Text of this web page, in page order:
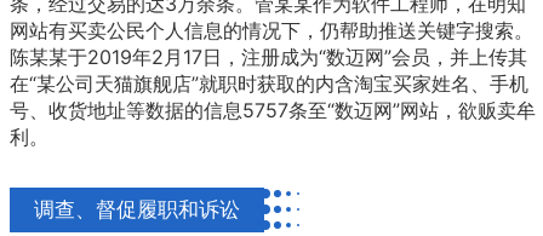
网站有买卖公民个人信息的情况下，仍帮助推送关键字搜索。
陈某某于2019年2月17日，注册成为“数迈网”会员，并上传其
在“某公司天猫旗舰店”就职时获取的内含淘宝买家姓名、手机
号、收货地址等数据的信息5757条至“数迈网”网站，欲贩卖牟
利。
调查、督促履职和诉讼